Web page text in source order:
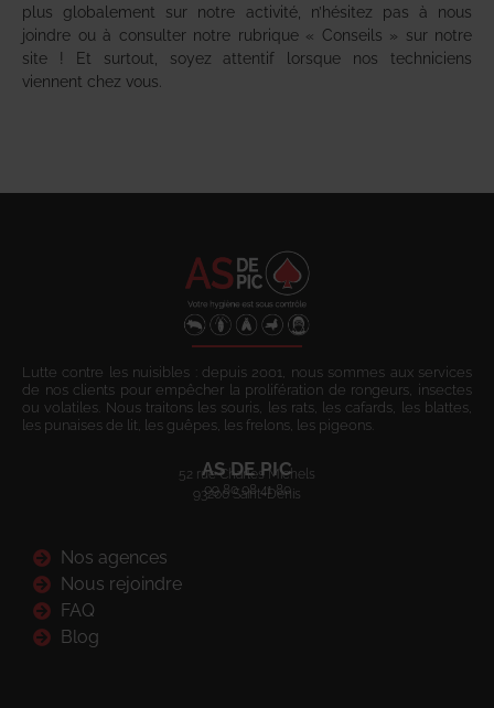
plus globalement sur notre activité, n’hésitez pas à nous
joindre ou à consulter notre rubrique « Conseils » sur notre
site ! Et surtout, soyez attentif lorsque nos techniciens
viennent chez vous.
Lutte contre les nuisibles : depuis 2001, nous sommes aux services
de nos clients pour empêcher la prolifération de rongeurs, insectes
ou volatiles. Nous traitons les souris, les rats, les cafards, les blattes,
les punaises de lit, les guêpes, les frelons, les pigeons.
AS DE PIC
52 rue Charles Michels
93200 Saint-Denis
09 80 08 41 80
Nos agences
Nous rejoindre
FAQ
Blog